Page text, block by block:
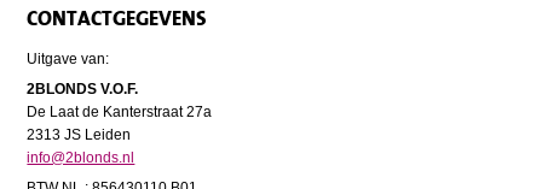
CONTACTGEGEVENS
Uitgave van:
2BLONDS V.O.F.
De Laat de Kanterstraat 27a
2313 JS Leiden
info@2blonds.nl